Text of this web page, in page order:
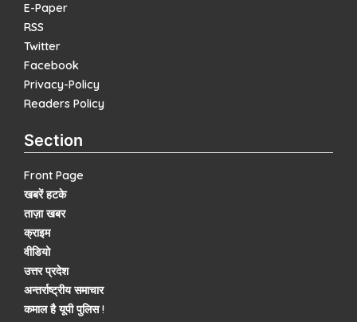
E-Paper
RSS
Twitter
Facebook
Privacy-Policy
Readers Policy
Section
Front Page
खबरें हटके
ताज़ा खबर
क्राइम
वीडियो
उत्तर प्रदेश
अन्तर्राष्ट्रीय समाचार
कमाल है यूपी पुलिस !